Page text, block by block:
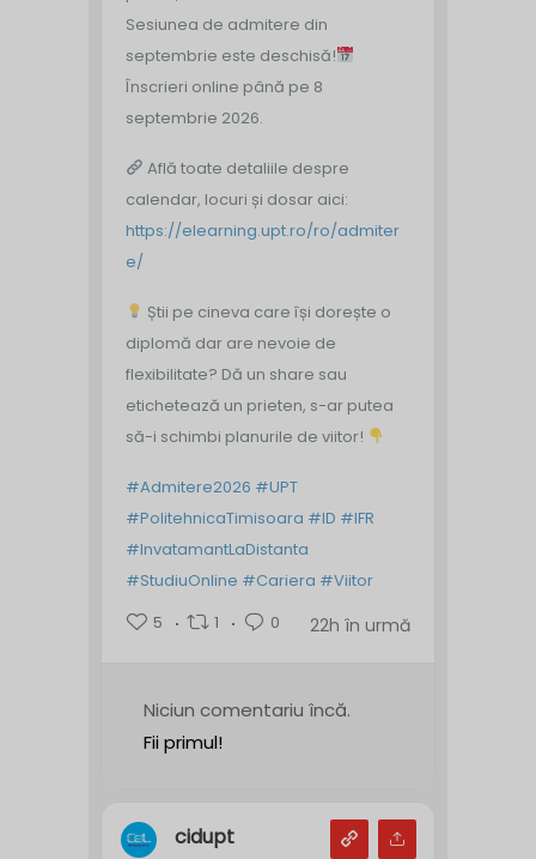
Sesiunea de admitere din
septembrie este deschisă!
Înscrieri online până pe 8
septembrie 2026.
Află toate detaliile despre
calendar, locuri și dosar aici:
https://elearning.upt.ro/ro/admiter
e/
Știi pe cineva care își dorește o
diplomă dar are nevoie de
flexibilitate? Dă un share sau
etichetează un prieten, s-ar putea
să-i schimbi planurile de viitor!
#Admitere2026 #UPT
#PolitehnicaTimisoara #ID #IFR
#InvatamantLaDistanta
#StudiuOnline #Cariera #Viitor
5
1 0 22h în urmă
Niciun comentariu încă.
Fii primul!
cidupt